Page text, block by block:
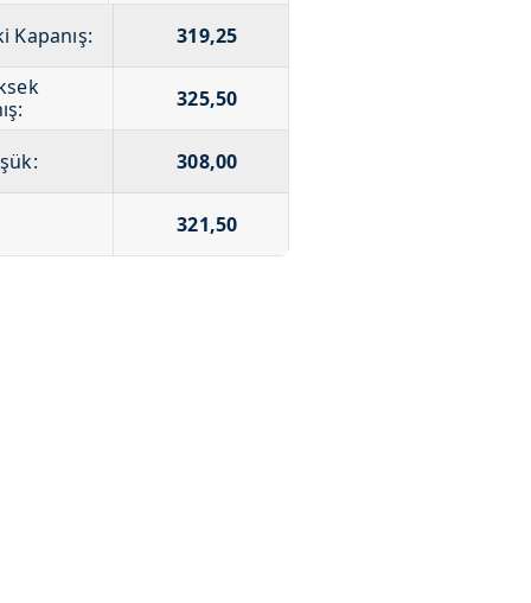
Kapanış:
319,25
325,50
308,00
321,50